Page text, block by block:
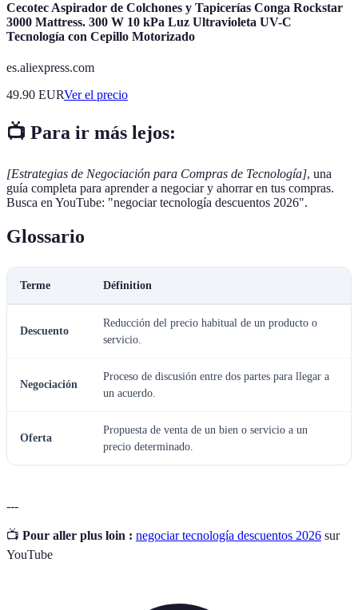
Cecotec Aspirador de Colchones y Tapicerías Conga Rockstar
3000 Mattress. 300 W 10 kPa Luz Ultravioleta UV-C
Tecnología con Cepillo Motorizado
es.aliexpress.com
49.90 EURVer el precio
📺 Para ir más lejos:
[Estrategias de Negociación para Compras de Tecnología], una
guía completa para aprender a negociar y ahorrar en tus compras.
Busca en YouTube: "negociar tecnología descuentos 2026".
Glossario
Terme Définition
Descuento
Reducción del precio habitual de un producto o
servicio.
Negociación
Proceso de discusión entre dos partes para llegar a
un acuerdo.
Oferta
Propuesta de venta de un bien o servicio a un
precio determinado.
---
📺 Pour aller plus loin : negociar tecnología descuentos 2026 sur
YouTube